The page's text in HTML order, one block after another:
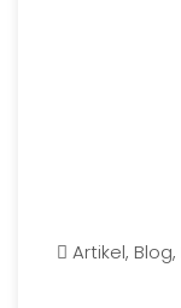
Artikel, Blog,